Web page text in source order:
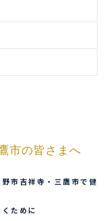
市の皆さまへ
市吉祥寺・三鷹市で健
ために